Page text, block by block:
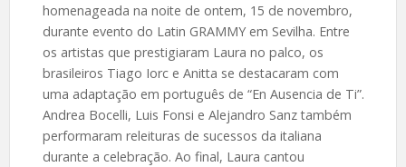
homenageada na noite de ontem, 15 de novembro,
durante evento do Latin GRAMMY em Sevilha. Entre
os artistas que prestigiaram Laura no palco, os
brasileiros Tiago Iorc e Anitta se destacaram com
uma adaptação em português de “En Ausencia de Ti”.
Andrea Bocelli, Luis Fonsi e Alejandro Sanz também
performaram releituras de sucessos da italiana
durante a celebração. Ao final, Laura cantou